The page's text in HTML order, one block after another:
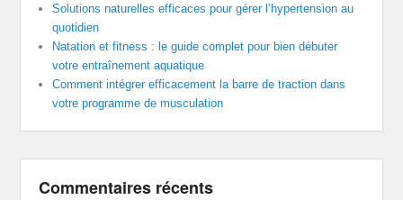
Solutions naturelles efficaces pour gérer l’hypertension au
quotidien
Natation et fitness : le guide complet pour bien débuter
votre entraînement aquatique
Comment intégrer efficacement la barre de traction dans
votre programme de musculation
Commentaires récents